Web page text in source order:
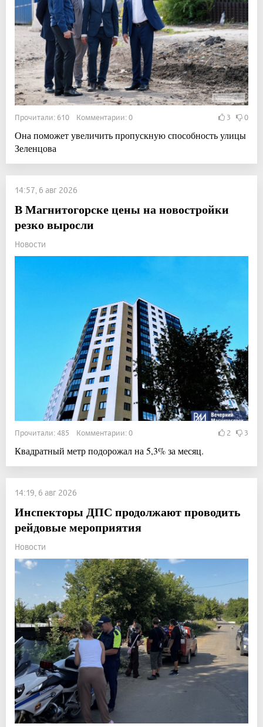
Прочитали: 610 Комментарии: 0 3 0
Она поможет увеличить пропускную способность улицы
Зеленцова
14:57, 6 авг 2026
В Магнитогорске цены на новостройки
резко выросли
Новости
Прочитали: 485 Комментарии: 0 2 3
Квадратный метр подорожал на 5,3% за месяц.
14:19, 6 авг 2026
Инспекторы ДПС продолжают проводить
рейдовые мероприятия
Новости